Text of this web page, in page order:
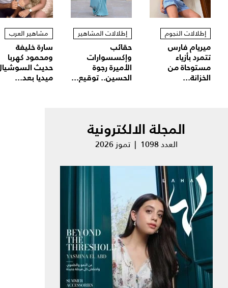
إطلالات النجوم
ميريام فارس
تتمرد بأزياء
مستوحاة من
الخزانة...
إطلالات المشاهير
حقائب
وإكسسوارات
الأميرة رجوة
الحسين.. توقيع...
مشاهير العرب
سارة خليفة
ومحمود كهربا
حديث
ميديا بعد...
المجلة الالكترونية
العدد 1098 | تموز 2026